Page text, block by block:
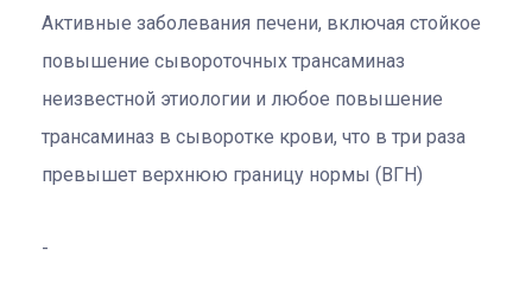
Активные заболевания печени, включая стойкое
повышение сывороточных трансаминаз
неизвестной этиологии и любое повышение
трансаминаз в сыворотке крови, что в три раза
превышет верхнюю границу нормы (ВГН)